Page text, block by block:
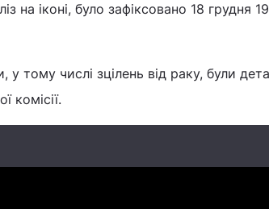
на іконі, було зафіксовано 18 грудня
у тому числі зцілень від раку, були
комісії.